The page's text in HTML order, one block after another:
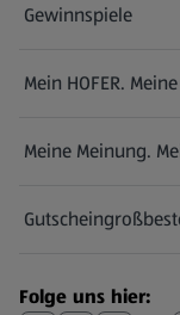
Gewinnspiele
Mein HOFER.
Meine Meinung.
(öffnet in einem
Folge uns hier: